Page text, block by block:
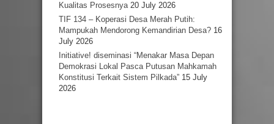
Kualitas Prosesnya 20 July 2026
TIF 134 – Koperasi Desa Merah Putih:
Mampukah Mendorong Kemandirian Desa? 16
July 2026
Initiative! diseminasi “Menakar Masa Depan
Demokrasi Lokal Pasca Putusan Mahkamah
Konstitusi Terkait Sistem Pilkada” 15 July
2026